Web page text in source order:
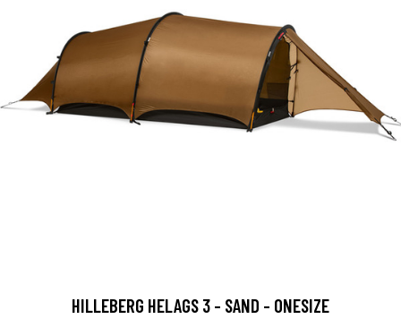
HILLEBERG HELAGS 3 - SAND - ONESIZE